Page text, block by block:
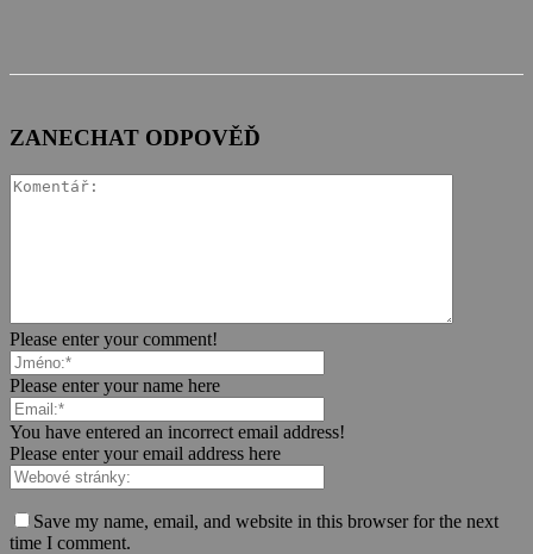
ZANECHAT ODPOVĚĎ
Please enter your comment!
Please enter your name here
You have entered an incorrect email address!
Please enter your email address here
Save my name, email, and website in this browser for the next
time I comment.